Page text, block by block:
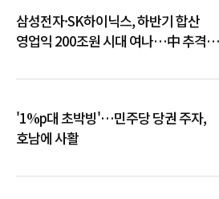
삼성전자·SK하이닉스, 하반기 합산
영업익 200조원 시대 여나…中 추격은
'1%p대 초박빙'…민주당 당권 주자,
호남에 사활